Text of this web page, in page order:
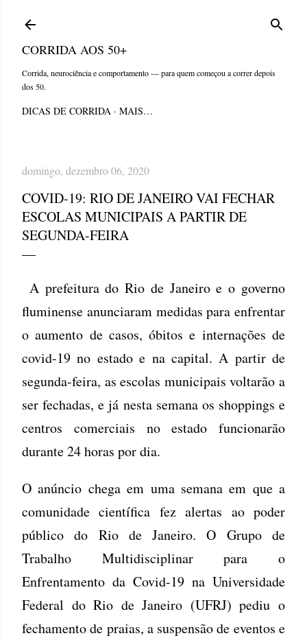
CORRIDA AOS 50+
Corrida, neurociência e comportamento — para quem começou a correr depois
dos 50.
DICAS DE CORRIDA MAIS…
domingo, dezembro 06, 2020
COVID-19: RIO DE JANEIRO VAI FECHAR
ESCOLAS MUNICIPAIS A PARTIR DE
SEGUNDA-FEIRA
A prefeitura do Rio de Janeiro e o governo
fluminense anunciaram medidas para enfrentar
o aumento de casos, óbitos e internações de
covid-19 no estado e na capital. A partir de
segunda-feira, as escolas municipais voltarão a
ser fechadas, e já nesta semana os shoppings e
centros comerciais no estado funcionarão
durante 24 horas por dia.
O anúncio chega em uma semana em que a
comunidade científica fez alertas ao poder
público do Rio de Janeiro. O Grupo de
Trabalho Multidisciplinar para o
Enfrentamento da Covid-19 na Universidade
Federal do Rio de Janeiro (UFRJ) pediu o
fechamento de praias, a suspensão de eventos e